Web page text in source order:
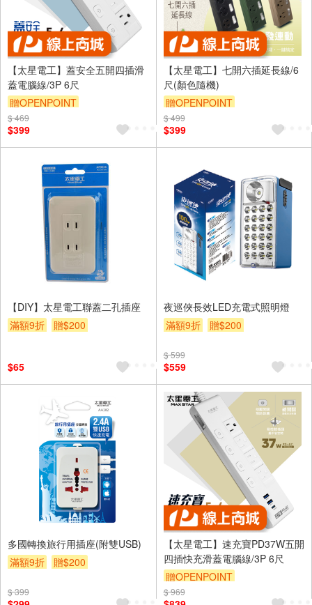
【太星電工】蓋安全五開四插滑
蓋電腦線/3P 6尺
贈OPENPOINT
$ 469
$399
【太星電工】七開六插延長線/6
尺(顏色隨機)
贈OPENPOINT
$ 499
$399
【DIY】太星電工聯蓋二孔插座
滿額9折
贈$200
$65
夜巡俠長效LED充電式照明燈
滿額9折
贈$200
$ 599
$559
多國轉換旅行用插座(附雙USB)
滿額9折
贈$200
$ 399
【太星電工】速充寶PD37W五開
四插快充滑蓋電腦線/3P 6尺
贈OPENPOINT
$ 969